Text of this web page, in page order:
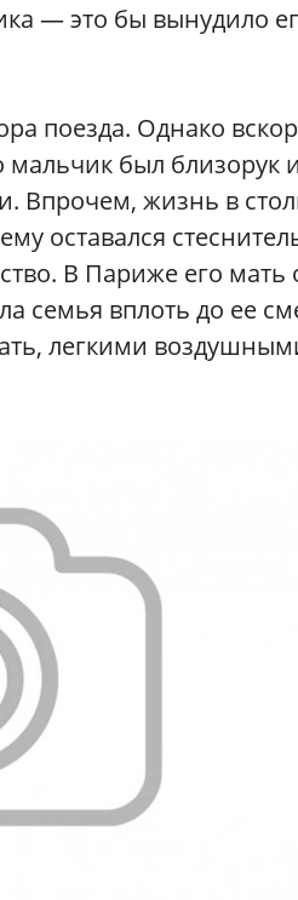
— это бы вынудило
поезда. Однако
мальчик был близорук
Впрочем, жизнь в
оставался
В Париже его мать
семья вплоть до ее
легкими